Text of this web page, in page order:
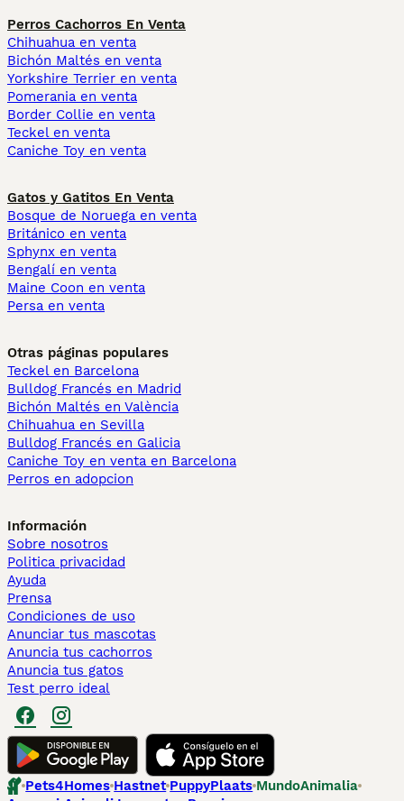
Perros Cachorros En Venta
Chihuahua en venta
Bichón Maltés en venta
Yorkshire Terrier en venta
Pomerania en venta
Border Collie en venta
Teckel en venta
Caniche Toy en venta
Gatos y Gatitos En Venta
Bosque de Noruega en venta
Británico en venta
Sphynx en venta
Bengalí en venta
Maine Coon en venta
Persa en venta
Otras páginas populares
Teckel en Barcelona
Bulldog Francés en Madrid
Bichón Maltés en València
Chihuahua en Sevilla
Bulldog Francés en Galicia
Caniche Toy en venta en Barcelona
Perros en adopcion
Información
Sobre nosotros
Politica privacidad
Ayuda
Prensa
Condiciones de uso
Anunciar tus mascotas
Anuncia tus cachorros
Anuncia tus gatos
Test perro ideal
Pets4Homes Hastnet PuppyPlaats MundoAnimalia